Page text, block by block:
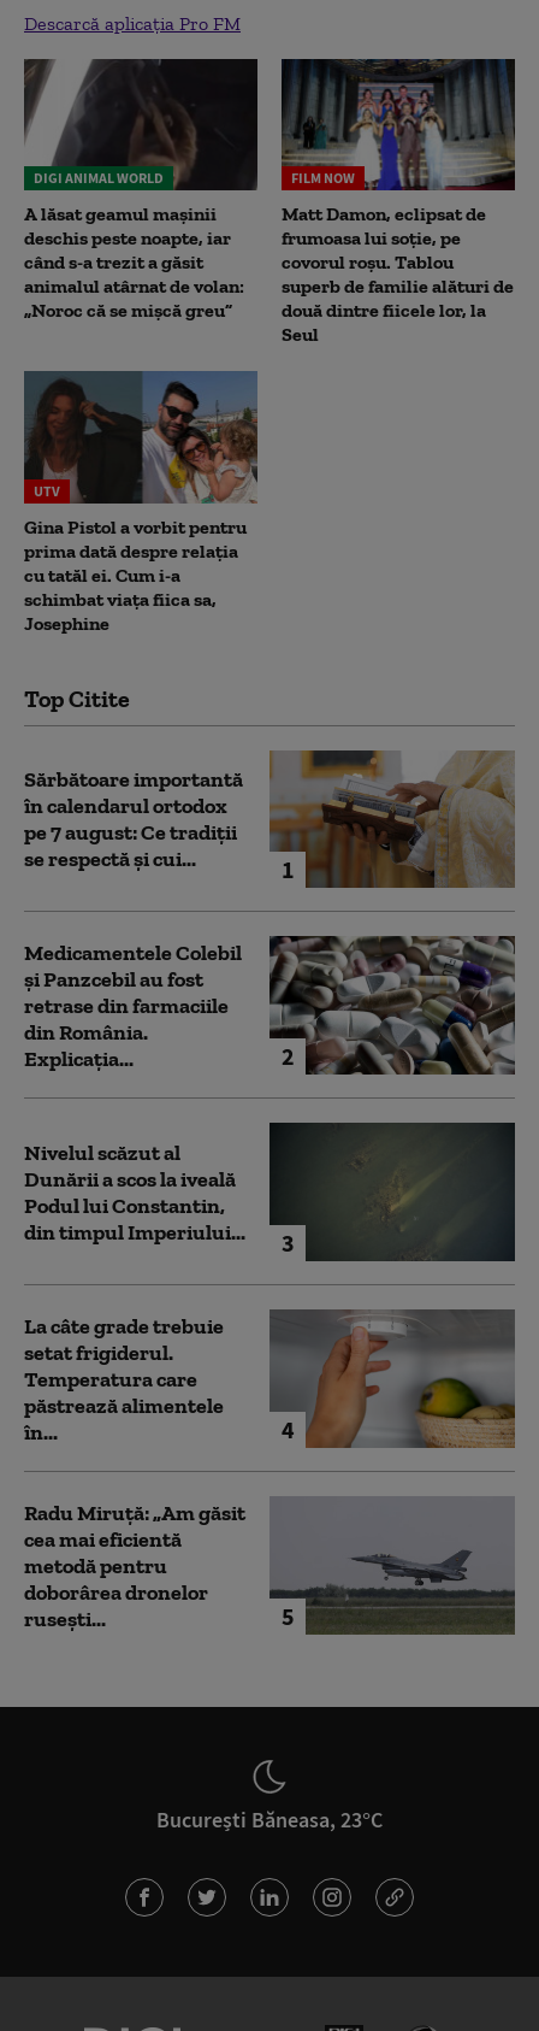
Descarcă aplicația Pro FM
DIGI ANIMAL WORLD
A lăsat geamul mașinii
deschis peste noapte, iar
când s-a trezit a găsit
animalul atârnat de volan:
„Noroc că se mișcă greu”
FILM NOW
Matt Damon, eclipsat de
frumoasa lui soție, pe
covorul roșu. Tablou
superb de familie alături de
două dintre fiicele lor, la
Seul
UTV
Gina Pistol a vorbit pentru
prima dată despre relația
cu tatăl ei. Cum i-a
schimbat viața fiica sa,
Josephine
Top Citite
1
Sărbătoare importantă
în calendarul ortodox
pe 7 august: Ce tradiții
se respectă și cui...
2
Medicamentele Colebil
și Panzcebil au fost
retrase din farmaciile
din România.
Explicația...
3
Nivelul scăzut al
Dunării a scos la iveală
Podul lui Constantin,
din timpul Imperiului...
4
La câte grade trebuie
setat frigiderul.
Temperatura care
păstrează alimentele
în...
5
Radu Miruță: „Am găsit
cea mai eficientă
metodă pentru
doborârea dronelor
rusești...
București Băneasa, 23°C